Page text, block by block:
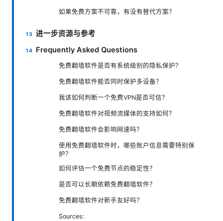
如果免费方案不可靠，有没有替代方案？
进一步资源与参考
Frequently Asked Questions
免费翻墙软件是否有系统级别的隐私保护？
免费翻墙软件能否同时保护多设备？
我该如何判断一个免费VPN是否可信？
免费翻墙软件对视频流媒体的支持如何？
免费翻墙软件会影响网速吗？
使用免费翻墙软件时，哪些账户信息需要特别保
护？
如何评估一个免费节点的稳定性？
是否可以长期依赖免费翻墙软件？
免费翻墙软件对新手友好吗？
Sources: